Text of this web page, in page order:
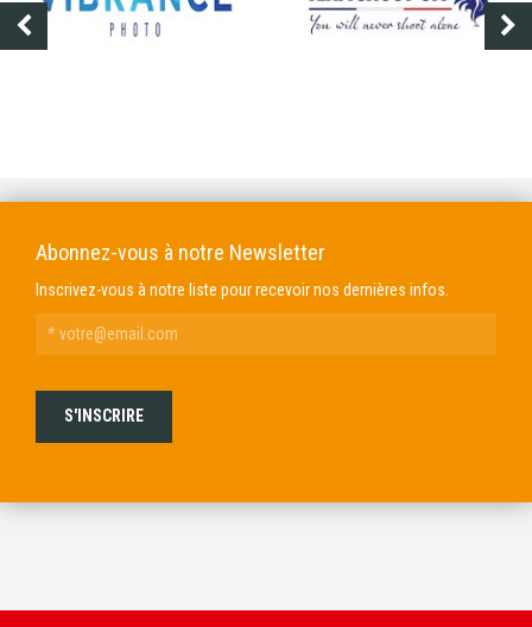
Abonnez-vous à notre Newsletter
Inscrivez-vous à notre liste pour recevoir nos dernières infos.